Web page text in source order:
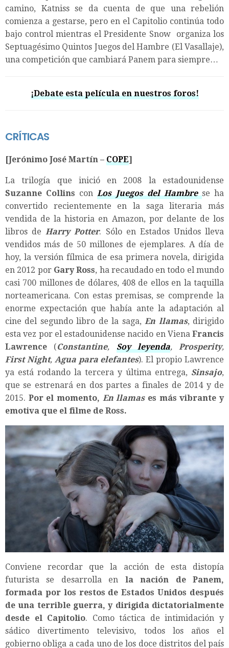
camino, Katniss se da cuenta de que una rebelión
comienza a gestarse, pero en el Capitolio continúa todo
bajo control mientras el Presidente Snow organiza los
Septuagésimo Quintos Juegos del Hambre (El Vasallaje),
una competición que cambiará Panem para siempre…
¡Debate esta película en nuestros foros!
CRÍTICAS
[Jerónimo José Martín – COPE]
La trilogía que inició en 2008 la estadounidense
Suzanne Collins conLos Juegos del Hambrese ha
convertido recientemente en la saga literaria más
vendida de la historia en Amazon, por delante de los
libros deHarry Potter. Sólo en Estados Unidos lleva
vendidos más de 50 millones de ejemplares. A día de
hoy, la versión fílmica de esa primera novela, dirigida
en 2012 por Gary Ross, ha recaudado en todo el mundo
casi 700 millones de dólares, 408 de ellos en la taquilla
norteamericana. Con estas premisas, se comprende la
enorme expectación que había ante la adaptación al
cine del segundo libro de la saga,En llamas, dirigido
esta vez por el estadounidense nacido en Viena Francis
Lawrence (Constantine, Soy leyenda, Prosperity,
First Night, Agua para elefantes). El propio Lawrence
ya está rodando la tercera y última entrega, Sinsajo,
que se estrenará en dos partes a finales de 2014 y de
2015. Por el momento, En llamas es más vibrante y
emotiva que el filme de Ross.
Conviene recordar que la acción de esta distopía
futurista se desarrolla en la nación de Panem,
formada por los restos de Estados Unidos después
de una terrible guerra, y dirigida dictatorialmente
desde el Capitolio. Como táctica de intimidación y
sádico divertimento televisivo, todos los años el
gobierno obliga a cada uno de los doce distritos del país